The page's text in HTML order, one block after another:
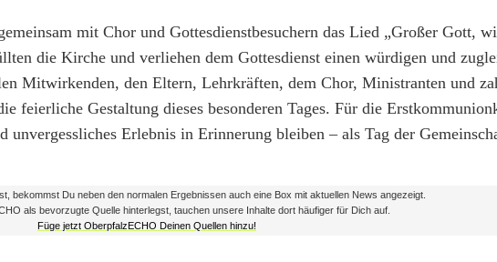
mit Chor und Gottesdienstbesuchern das Lied „Großer Gott,
die Kirche und verliehen dem Gottesdienst einen würdigen und
Mitwirkenden, den Eltern, Lehrkräften, dem Chor, Ministranten und
feierliche Gestaltung dieses besonderen Tages. Für die
Erlebnis in Erinnerung bleiben – als Tag der
bekommst Du neben den normalen Ergebnissen auch eine Box mit aktuellen News angezeigt.
als bevorzugte Quelle hinterlegst, tauchen unsere Inhalte dort häufiger für Dich auf.
Füge jetzt OberpfalzECHO Deinen Quellen hinzu!